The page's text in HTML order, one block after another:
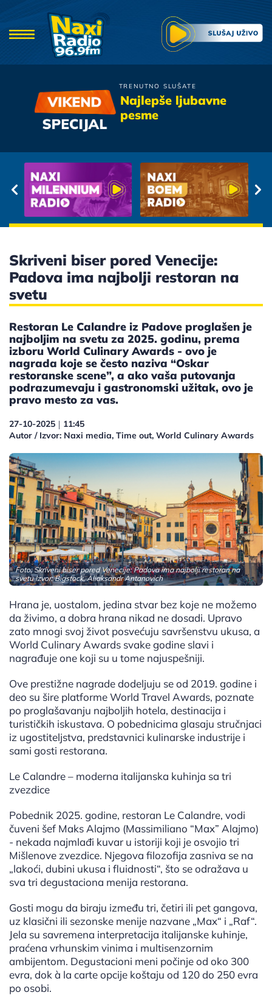
TRENUTNO SLUŠATE
Najlepše ljubavne
pesme
Hari Mata Hari
Kad Dodje Oktobar
Skriveni biser pored Venecije:
Padova ima najbolji restoran na
svetu
Restoran Le Calandre iz Padove proglašen je
najboljim na svetu za 2025. godinu, prema
izboru World Culinary Awards - ovo je
nagrada koje se često naziva “Oskar
restoranske scene”, a ako vaša putovanja
podrazumevaju i gastronomski užitak, ovo je
pravo mesto za vas.
27-10-2025 | 11:45
Autor / Izvor: Naxi media, Time out, World Culinary Awards
Foto: Skriveni biser pored Venecije: Padova ima najbolji restoran na
svetu Izvor: Bigstock, Aliaksandr Antanovich
Hrana je, uostalom, jedina stvar bez koje ne možemo
da živimo, a dobra hrana nikad ne dosadi. Upravo
zato mnogi svoj život posvećuju savršenstvu ukusa, a
World Culinary Awards svake godine slavi i
nagrađuje one koji su u tome najuspešniji.
Ove prestižne nagrade dodeljuju se od 2019. godine i
deo su šire platforme World Travel Awards, poznate
po proglašavanju najboljih hotela, destinacija i
turističkih iskustava. O pobednicima glasaju stručnjaci
iz ugostiteljstva, predstavnici kulinarske industrije i
sami gosti restorana.
Le Calandre – moderna italijanska kuhinja sa tri
zvezdice
Pobednik 2025. godine, restoran Le Calandre, vodi
čuveni šef Maks Alajmo (Massimiliano “Max” Alajmo)
- nekada najmlađi kuvar u istoriji koji je osvojio tri
Mišlenove zvezdice. Njegova filozofija zasniva se na
„lakoći, dubini ukusa i fluidnosti“, što se odražava u
sva tri degustaciona menija restorana.
Gosti mogu da biraju između tri, četiri ili pet gangova,
uz klasični ili sezonske menije nazvane „Max“ i „Raf“.
Jela su savremena interpretacija italijanske kuhinje,
praćena vrhunskim vinima i multisenzornim
ambijentom. Degustacioni meni počinje od oko 300
evra, dok à la carte opcije koštaju od 120 do 250 evra
po osobi.